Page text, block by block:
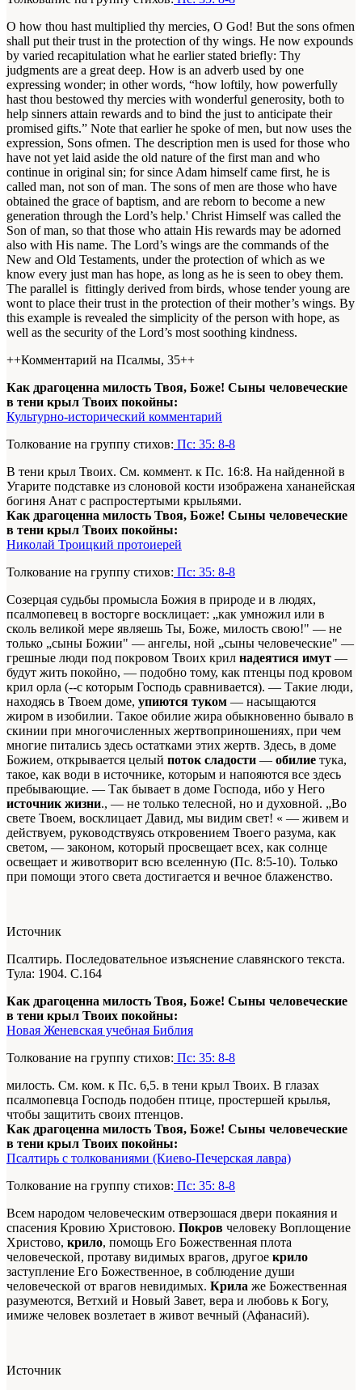
O how thou hast multiplied thy mercies, O God! But the sons ofmen
shall put their trust in the protection of thy wings. He now expounds
by varied recapitulation what he earlier stated briefly: Thy
judgments are a great deep. How is an adverb used by one
expressing wonder; in other words, “how loftily, how powerfully
hast thou bestowed thy mercies with wonderful generosity, both to
help sinners attain rewards and to bind the just to anticipate their
promised gifts.” Note that earlier he spoke of men, but now uses the
expression, Sons ofmen. The description men is used for those who
have not yet laid aside the old nature of the first man and who
continue in original sin; for since Adam himself came first, he is
called man, not son of man. The sons of men are those who have
obtained the grace of baptism, and are reborn to become a new
generation through the Lord’s help.' Christ Himself was called the
Son of man, so that those who attain His rewards may be adorned
also with His name. The Lord’s wings are the commands of the
New and Old Testaments, under the protection of which as we
know every just man has hope, as long as he is seen to obey them.
The parallel is fittingly derived from birds, whose tender young are
wont to place their trust in the protection of their mother’s wings. By
this example is revealed the simplicity of the person with hope, as
well as the security of the Lord’s most soothing kindness.
++Комментарий на Псалмы, 35++
Как драгоценна милость Твоя, Боже! Сыны человеческие
в тени крыл Твоих покойны:
Культурно-исторический комментарий
Толкование на группу стихов: Пс: 35: 8-8
В тени крыл Твоих. См. коммент. к Пс. 16:8. На найденной в
Угарите подставке из слоновой кости изображена хананейская
богиня Анат с распростертыми крыльями.
Как драгоценна милость Твоя, Боже! Сыны человеческие
в тени крыл Твоих покойны:
Николай Троицкий протоиерей
Толкование на группу стихов: Пс: 35: 8-8
Созерцая судьбы промысла Божия в природе и в людях,
псалмопевец в восторге восклицает: „как умножил или в
сколь великой мере являешь Ты, Боже, милость свою!" — не
только „сыны Божии" — ангелы, ной „сыны человеческие" —
грешные люди под покровом Твоих крил надеятися имут —
будут жить покойно, — подобно тому, как птенцы под кровом
крил орла (--с которым Господь сравнивается). — Такие люди,
находясь в Твоем доме, упиются туком — насыщаются
жиром в изобилии. Такое обилие жира обыкновенно бывало в
скинии при многочисленных жертвоприношениях, при чем
многие питались здесь остатками этих жертв. Здесь, в доме
Божием, открывается целый поток сладости — обилие тука,
такое, как води в источнике, которым и напояются все здесь
пребывающие. — Так бывает в доме Господа, ибо у Него
источник жизни., — не только телесной, но и духовной. „Во
свете Твоем, восклицает Давид, мы видим свет! « — живем и
действуем, руководствуясь откровением Твоего разума, как
светом, — законом, который просвещает всех, как солнце
освещает и животворит всю вселенную (Пс. 8:5-10). Только
при помощи этого света достигается и вечное блаженство.
Источник
Псалтирь. Последовательное изъяснение славянского текста.
Тула: 1904. С.164
Как драгоценна милость Твоя, Боже! Сыны человеческие
в тени крыл Твоих покойны:
Новая Женевская учебная Библия
Толкование на группу стихов: Пс: 35: 8-8
милость. См. ком. к Пс. 6,5. в тени крыл Твоих. В глазах
псалмопевца Господь подобен птице, простершей крылья,
чтобы защитить своих птенцов.
Как драгоценна милость Твоя, Боже! Сыны человеческие
в тени крыл Твоих покойны:
Псалтирь с толкованиями (Киево-Печерская лавра)
Толкование на группу стихов: Пс: 35: 8-8
Всем народом человеческим отверзошася двери покаяния и
спасения Кровию Христовою. Покров человеку Воплощение
Христово, крило, помощь Его Божественная плота
человеческой, протаву видимых врагов, другое крило
заступление Его Божественное, в соблюдение души
человеческой от врагов невидимых. Крила же Божественная
разумеются, Ветхий и Новый Завет, вера и любовь к Богу,
имиже человек возлетает в живот вечный (Афанасий).
Источник